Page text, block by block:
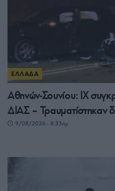
ΕΛΛΑΔΑ
Αθηνών-Σουνίου: ΙΧ
ΔΙΑΣ – Τραυματίστηκαν
9/08/2026 - 8:33πμ